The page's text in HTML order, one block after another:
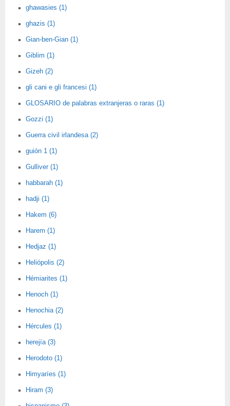
ghawasies (1)
ghazis (1)
Gian-ben-Gian (1)
Giblim (1)
Gizeh (2)
gli cani e gli francesi (1)
GLOSARIO de palabras extranjeras o raras (1)
Gozzi (1)
Guerra civil irlandesa (2)
guión 1 (1)
Gulliver (1)
habbarah (1)
hadji (1)
Hakem (6)
Harem (1)
Hedjaz (1)
Heliópolis (2)
Hémiarites (1)
Henoch (1)
Henochia (2)
Hércules (1)
herejía (3)
Herodoto (1)
Himyaríes (1)
Hiram (3)